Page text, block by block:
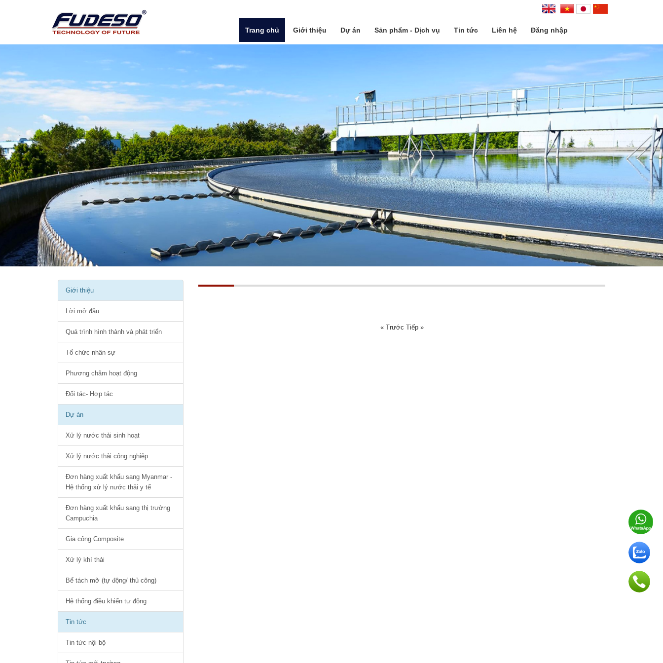
Trang chủ Giới thiệu Dự án Sản phẩm - Dịch vụ Tin tức Liên hệ Đăng nhập
Giới thiệu
Lời mở đầu
Quá trình hình thành và phát triển
Tổ chức nhân sự
Phương châm hoạt động
Đối tác- Hợp tác
Dự án
Xử lý nước thải sinh hoạt
Xử lý nước thải công nghiệp
Đơn hàng xuất khẩu sang Myanmar -
Hệ thống xử lý nước thải y tế
Đơn hàng xuất khẩu sang thị trường
Campuchia
Gia công Composite
Xử lý khí thải
Bể tách mỡ (tự động/ thủ công)
Hệ thống điều khiển tự động
Tin tức
Tin tức nội bộ
« Trước Tiếp »